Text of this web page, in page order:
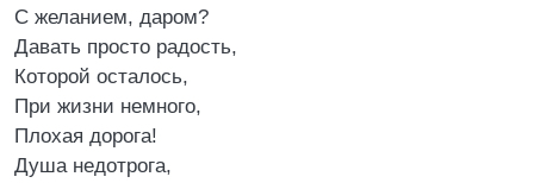
С желанием, даром?
Давать просто радость,
Которой осталось,
При жизни немного,
Плохая дорога!
Душа недотрога,